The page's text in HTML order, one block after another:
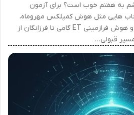
به هفتم خوب است؟ برای آزمون
هایی مثل هوش کمپلکس مهروماه،
هوش جامع اسمارتیز پویش و هوش فرازمینی ET گامی تا فرزانگان از
قبولی…